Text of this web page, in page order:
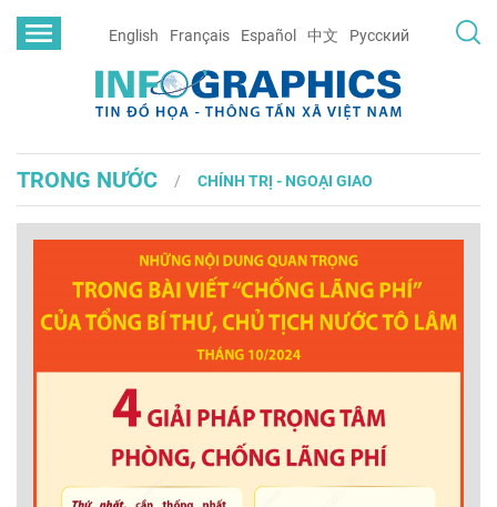
English Français Español 中文 Русский
TRONG NƯỚC CHÍNH TRỊ - NGOẠI GIAO